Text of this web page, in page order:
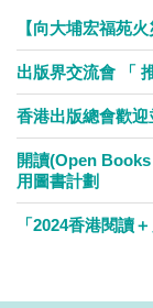
【向大埔宏福苑
出版界交流會 「
香港出版總會歡迎
開讀(Open
用圖書計劃
「2024香港閱讀